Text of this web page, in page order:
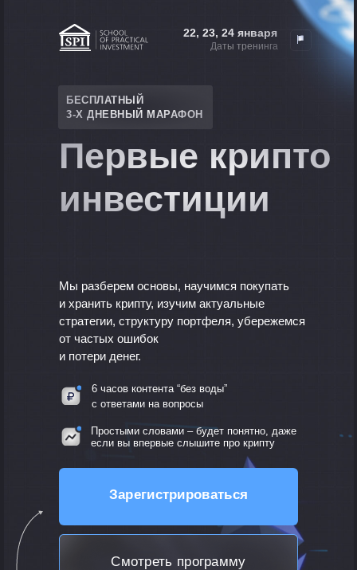
22, 23, 24 января
Даты тренинга
Первые крипто
инвестиции
Зарегистрироваться
6 часов контента “без воды”
с ответами на вопросы
Простыми словами – будет понятно, даже
если вы впервые слышите про крипту
Смотреть программу
Мы разберем основы, научимся покупать
и хранить крипту, изучим актуальные
стратегии, структуру портфеля, убережемся
от частых ошибок
и потери денег.
БЕСПЛАТНЫЙ
3-Х ДНЕВНЫЙ МАРАФОН